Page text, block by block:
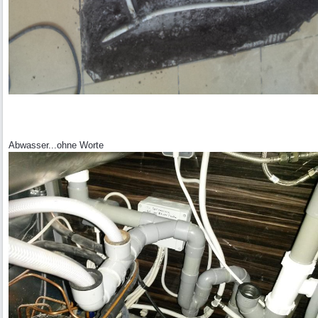
Abwasser...ohne Worte